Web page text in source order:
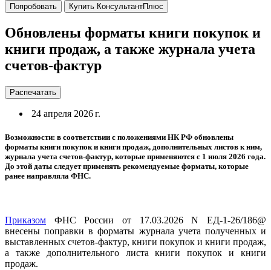
Попробовать Купить КонсультантПлюс
Обновлены форматы книги покупок и
книги продаж, а также журнала учета
счетов-фактур
Распечатать
24 апреля 2026 г.
Возможности: в соответствии с положениями НК РФ обновлены
форматы книги покупок и книги продаж, дополнительных листов к ним,
журнала учета счетов-фактур, которые применяются с 1 июля 2026 года.
До этой даты следует применять рекомендуемые форматы, которые
ранее направляла ФНС.
Приказом ФНС России от 17.03.2026 N ЕД-1-26/186@
внесены поправки в форматы журнала учета полученных и
выставленных счетов-фактур, книги покупок и книги продаж,
а также дополнительного листа книги покупок и книги
продаж.